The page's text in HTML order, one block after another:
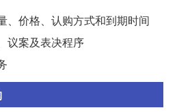
、价格、认购方式和到期时间
议案及表决程序